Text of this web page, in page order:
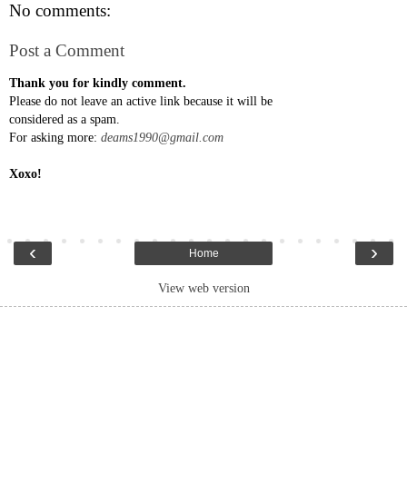
No comments:
Post a Comment
Thank you for kindly comment.
Please do not leave an active link because it will be
considered as a spam.
For asking more: deams1990@gmail.com
Xoxo!
‹ ›
Home
View web version